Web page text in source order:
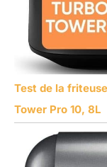
Test de la
Tower Pro 10, 8L